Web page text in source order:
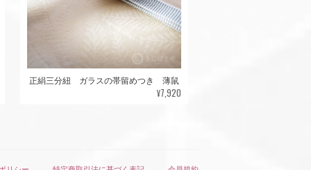
正絹三分紐 ガラスの帯留めつき 薄鼠
¥7,920